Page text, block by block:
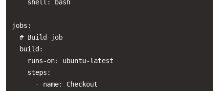
    shell: bash
jobs:
  # Build job
  build:
    runs-on: ubuntu-latest
    steps:
      - name: Checkout